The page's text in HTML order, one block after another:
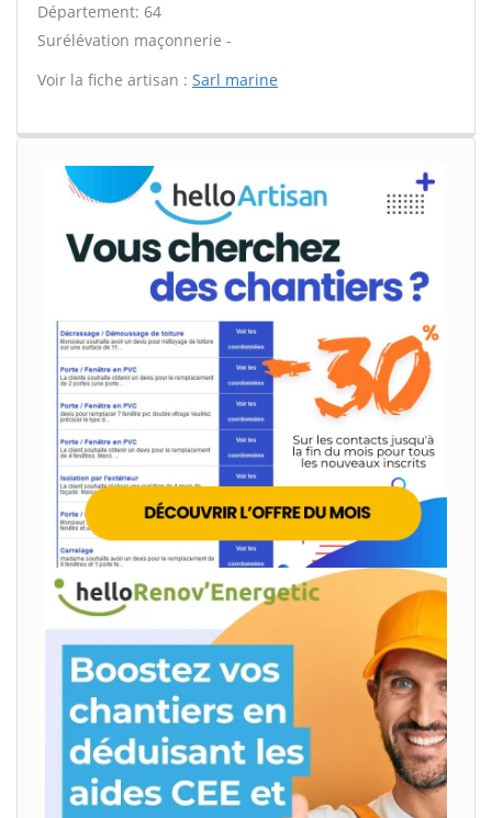
Département: 64
Surélévation maçonnerie -
Voir la fiche artisan : Sarl marine